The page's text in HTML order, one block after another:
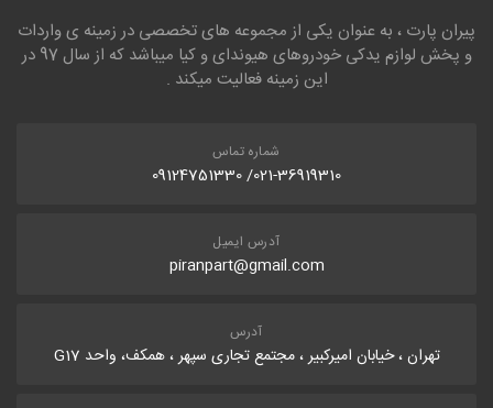
پیران پارت ، به عنوان یکی از مجموعه های تخصصی در زمینه ی واردات
و پخش لوازم یدکی خودروهای هیوندای و کیا میباشد که از سال 97 در
این زمینه فعالیت میکند .
شماره تماس
021-36919310/ 09124751330
آدرس ایمیل
piranpart@gmail.com
آدرس
تهران ، خیابان امیرکبیر ، مجتمع تجاری سپهر ، همکف، واحد G17